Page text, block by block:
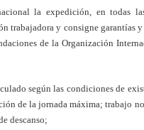
la expedición, en todas
trabajadora y consigne garantías y
de la Organización
según las condiciones de
de la jornada máxima; trabajo
descanso;